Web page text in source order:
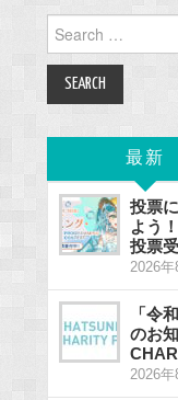
Search
for:
最新
投票
よう
投票
2026
「令
のお
2026